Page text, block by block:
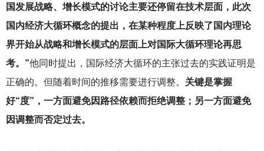
国发展战略、增长模式的讨论主要还停留在技术层面，此次
国内经济大循环概念的提出，在某种程度上反映了国内理论
界开始从战略和增长模式的层面上对国际大循环理论再思
考。”他同时提出，国际经济大循环的主张过去的实践证明是
正确的。但随着时间的推移需要进行调整。 关键是掌握
好“度”，一方面避免因路径依赖而拒绝调整；另一方面避免
因调整而否定过去。